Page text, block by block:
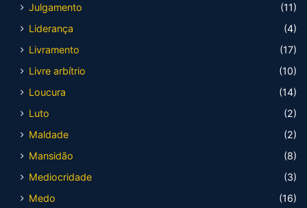
Julgamento
(11)
Liderança
(4)
Livramento
(17)
Livre arbítrio
(10)
Loucura
(14)
Luto
(2)
Maldade
(2)
Mansidão
(8)
Mediocridade
(3)
Medo
(16)